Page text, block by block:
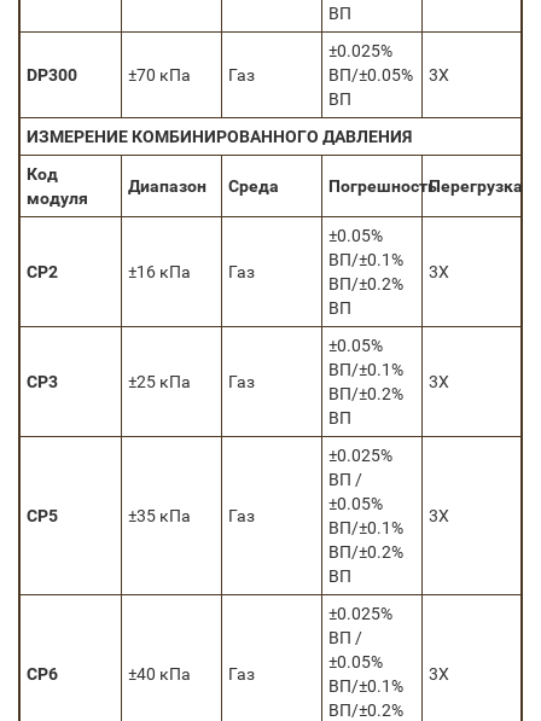
ВП
DP300 ±70 кПа Газ
±0.025%
ВП/±0.05%
ВП
3Х
ИЗМЕРЕНИЕ КОМБИНИРОВАННОГО ДАВЛЕНИЯ
Код
модуля
Диапазон Среда ПогрешностьПерегрузка
CP2 ±16 кПа Газ
±0.05%
ВП/±0.1%
ВП/±0.2%
ВП
3Х
CP3 ±25 кПа Газ
±0.05%
ВП/±0.1%
ВП/±0.2%
ВП
3Х
CP5 ±35 кПа Газ
±0.025%
ВП /
±0.05%
ВП/±0.1%
ВП/±0.2%
ВП
3Х
CP6 ±40 кПа Газ
±0.025%
ВП /
±0.05%
ВП/±0.1%
ВП/±0.2%
3Х